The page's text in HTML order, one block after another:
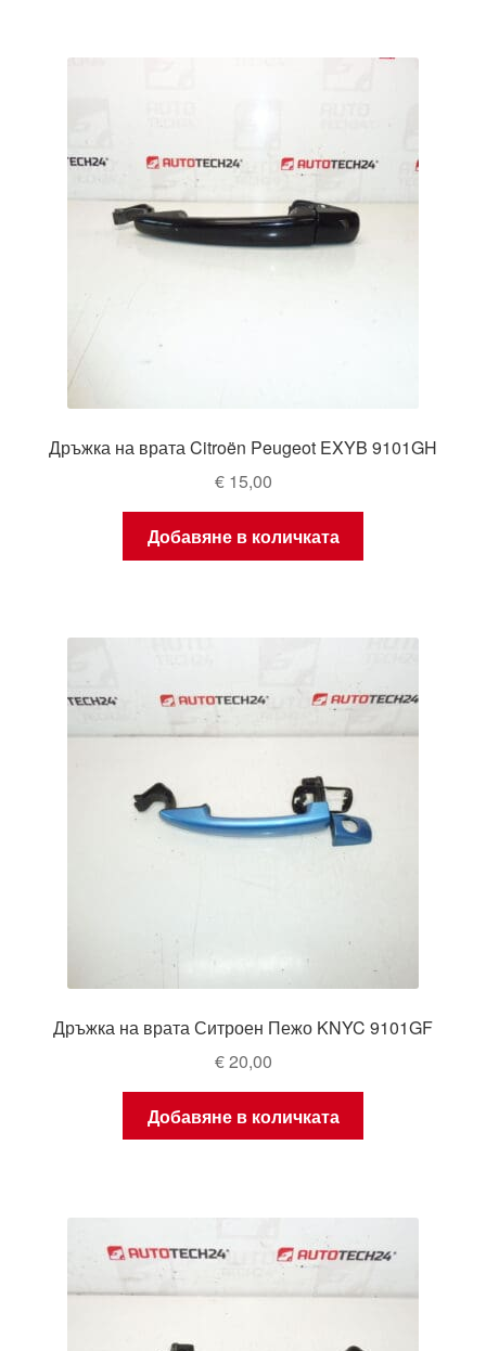
Дръжка на врата Citroën Peugeot EXYB 9101GH
€15,00
Добавяне в количката
Дръжка на врата Ситроен Пежо KNYC 9101GF
€20,00
Добавяне в количката